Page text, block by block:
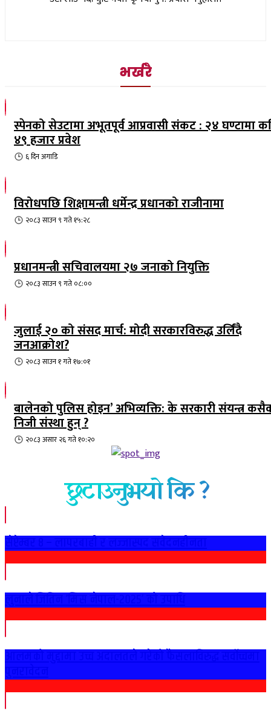
भर्खरै
स्पेनको सेउटामा अभूतपूर्व आप्रवासी संकट : २४ घण्टामा
४९ हजार प्रवेश
६ दिनअगाडि
विरोधपछि शिक्षामन्त्री धर्मेन्द्र प्रधानको राजीनामा
२०८३ साउन ९ गते १५:२८
प्रधानमन्त्री सचिवालयमा २७ जनाको नियुक्ति
२०८३ साउन ९ गते ०८:००
जुलाई २० को संसद मार्च: मोदी सरकारविरुद्ध उर्लिंदै
जनआक्रोश?
२०८३ साउन १ गते १७:०१
बालेनको पुलिस होइन’ अभिव्यक्ति: के सरकारी संयन्त्र
निजी संस्था हुन् ?
२०८३ असार २६ गते १०:२०
छुटाउनुभयो कि ?